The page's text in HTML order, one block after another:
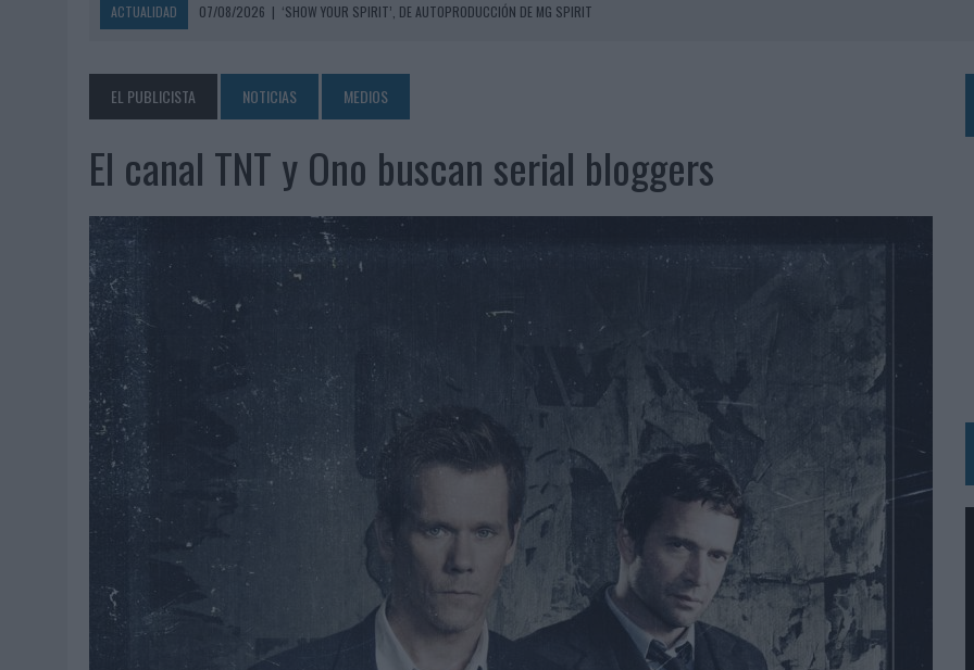
ACTUALIDAD 07/08/2026 | ‘SHOW YOUR SPIRIT’, DE AUTOPRODUCCIÓN DE MG SPIRIT
07/08/2026 | MG SPIRIT RELANZA SU MARCA CON UNA ESTRATEGIA 360º CENTRADA EN EL ORIGEN BARCELONÉS
07/08/2026
PATRÓN CONVIERTE EL NUEVO SINGLE DE ARÓN PIPER EN UNA EXPERIENCIA DE MARCA EN IBIZA
07/08/2026 | EL VERANO PONE A PRUEBA LA ESTRATEGIA DIGITAL DE LAS MARCAS
07/08/2026
VUELING CONVIERTE LOS RECUERDOS EN SOUVENIRS CON IA
07/08/2026
CUANDO SE APAGUE EL SOL, EL ECLIPSE DE 2026 PONDRÁ A PRUEBA LA CREATIVIDAD DE LAS MARCAS
06/08/2026
‘LA VUELTA’, DE FENOMENAL PARA MÁLAGA CF
06/08/2026
SIETE DE CADA DIEZ EMPRESAS ESPAÑOLAS NO INTEGRAN LA INFANCIA EN SU ESTRATEGIA
06/08/2026
LA TELEVISIÓN SIGUE LIDERANDO EL CONSUMO DE MEDIOS EN VERANO Y SUPERA AL MÓVIL COMO DISPOSITIVO MÁS UTILIZADO
06/08/2026
EL USO DE LA IA GENERATIVA ALCANZA YA AL 62% DE LOS ESPAÑOLES
06/08/2026
SYSTEM1 NOMBRA A KIMBERLY BASTONI COMO NUEVA DIRECTORA COMERCIAL GLOBAL
06/08/2026
FRIGO Y UNIQLO LANZAN UNA COLECCIÓN PERSONALIZABLE INSPIRADA EN CORNETTO, CALIPPO Y SOLERO
06/08/2026
|
BEON WORLDWIDE LANZA RAÍZ URBANA PARA TRANSFORMAR EL PATRIMONIO HISTÓRICO EN ACTIVOS CULTURALES Y ECONÓMICOS
05/08/2026
FABRA COMUNICACIÓN INCORPORA A CASONÁ Y ASUME LA GESTIÓN DE SUS RELACIONES CON LOS MEDIOS
05/08/2026
LOPESAN HOTELS & RESORTS ACERCA EL PARAÍSO CANARIO EN SU ÚLTIMA CAMPAÑA INTERNACIONAL
LUIS ARQUILLOS (BURGO DE ARIAS): “LA CONSTRUCCIÓN DE MARCA A LARGO PLAZO Y LA MEDICIÓN SON DOS CARAS DE LA MISMA
EL PUBLICISTA NOTICIAS MEDIOS
El canal TNT y Ono buscan serial bloggers